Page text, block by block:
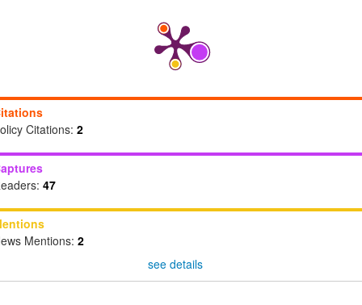
Citations: 2
47
Mentions: 2
see details